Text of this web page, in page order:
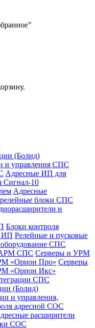
(Болид)
и управления СПС
Адресные ИП для
Сигнал-10
Адресные
блоки СПС
и
Блоки контроля
ИП Релейные и пусковые
СПС
АРМ СПС Серверы и УРМ
«Орион Про» Серверы
«Орион Икс»
СПС
(Болид)
и управления,
адресной СОС
расширители
СОС